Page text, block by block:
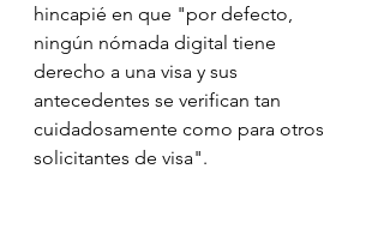
hincapié en que "por defecto,
ningún nómada digital tiene
derecho a una visa y sus
antecedentes se verifican tan
cuidadosamente como para otros
solicitantes de visa".